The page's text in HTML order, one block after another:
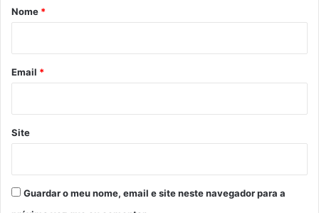
r
*
Nome *
Email *
Site
Guardar o meu nome, email e site neste navegador para a